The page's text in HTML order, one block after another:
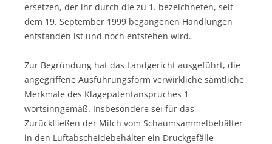
ersetzen, der ihr durch die zu 1. bezeichneten, seit
dem 19. September 1999 begangenen Handlungen
entstanden ist und noch entstehen wird.
Zur Begründung hat das Landgericht ausgeführt, die
angegriffene Ausführungsform verwirkliche sämtliche
Merkmale des Klagepatentanspruches 1
wortsinngemäß. Insbesondere sei für das
Zurückfließen der Milch vom Schaumsammelbehälter
in den Luftabscheidebehälter ein Druckgefälle